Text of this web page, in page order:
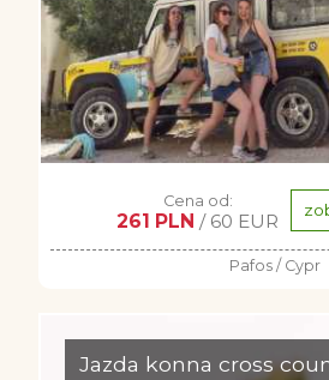
Cena od:
261 PLN / 60 EUR
Pafos / Cypr
Jazda konna cross